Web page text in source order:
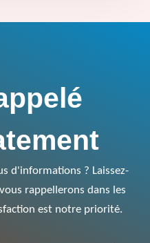
d'informations ? Laissez-
rappellerons dans les
est notre priorité.